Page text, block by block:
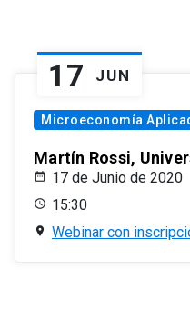
17 JUN
Microeconomía
Martín Rossi,
17 de Junio de 2020
15:30
Webinar con